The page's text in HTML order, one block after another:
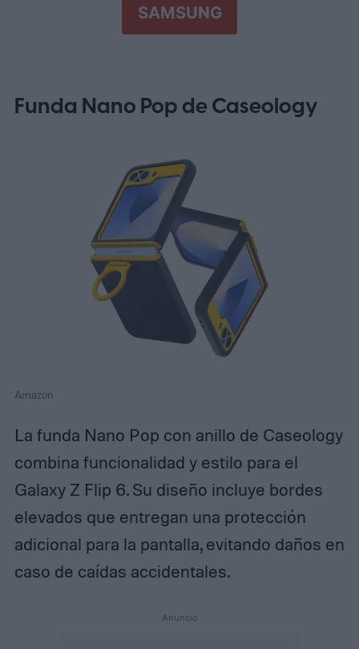
SAMSUNG
Funda Nano Pop de Caseology
Amazon
La funda Nano Pop con anillo de Caseology
combina funcionalidad y estilo para el
Galaxy Z Flip 6. Su diseño incluye bordes
elevados que entregan una protección
adicional para la pantalla, evitando daños en
caso de caídas accidentales.